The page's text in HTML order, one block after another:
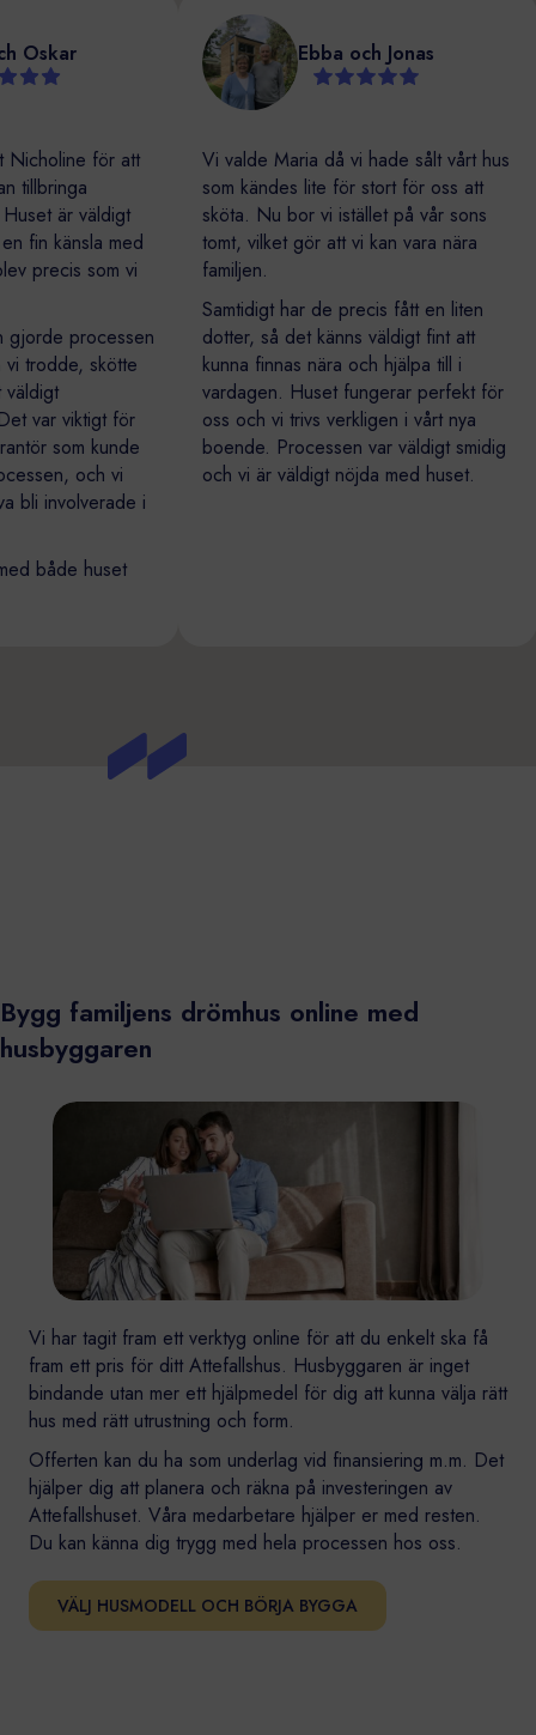
och Oskar
Nicholine för att
kan tillbringa
Huset är väldigt
en fin känsla med
blev precis som vi
gjorde processen
än vi trodde, skötte
ett väldigt
Det var viktigt för
som kunde
processen, och vi
bli involverade i
med både huset
Ebba och Jonas
Vi valde Maria då vi hade sålt vårt
som kändes lite för stort för oss att
sköta. Nu bor vi istället på vår sons
tomt, vilket gör att vi kan vara nära
familjen.
Samtidigt har de precis fått en liten
dotter, så det känns väldigt fint att
kunna finnas nära och hjälpa till i
vardagen. Huset fungerar perfekt
oss och vi trivs verkligen i vårt nya
boende. Processen var väldigt
och vi är väldigt nöjda med huset.
Bygg familjens drömhus online med
husbyggaren
Vi har tagit fram ett verktyg online för att du enkelt ska få
fram ett pris för ditt Attefallshus. Husbyggaren är inget
bindande utan mer ett hjälpmedel för dig att kunna välja rätt
hus med rätt utrustning och form.
Offerten kan du ha som underlag vid finansiering m.m. Det
hjälper dig att planera och räkna på investeringen av
Attefallshuset. Våra medarbetare hjälper er med resten.
Du kan känna dig trygg med hela processen hos oss.
VÄLJ HUSMODELL OCH BÖRJA BYGGA